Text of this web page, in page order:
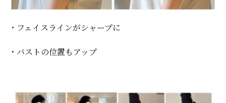
・フェイスラインがシャープに
・バストの位置もアップ